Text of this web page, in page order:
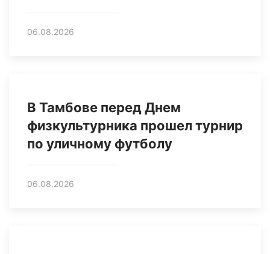
06.08.2026
В Тамбове перед Днем
физкультурника прошел турнир
по уличному футболу
06.08.2026